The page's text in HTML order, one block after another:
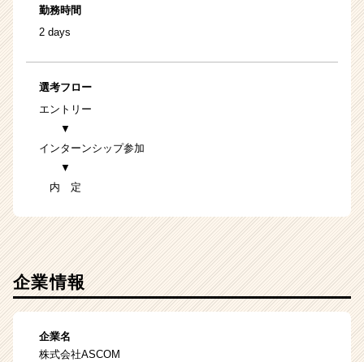
勤務時間
2 days
選考フロー
エントリー
▼
インターンシップ参加
▼
内 定
企業情報
企業名
株式会社ASCOM